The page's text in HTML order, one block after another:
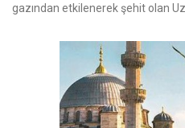
gazından etkilenerek şehit olan